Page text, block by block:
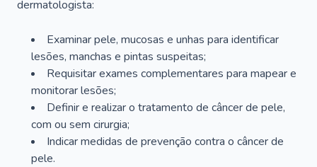
dermatologista:
Examinar pele, mucosas e unhas para identificar
lesões, manchas e pintas suspeitas;
Requisitar exames complementares para mapear e
monitorar lesões;
Definir e realizar o tratamento de câncer de pele,
com ou sem cirurgia;
Indicar medidas de prevenção contra o câncer de
pele.